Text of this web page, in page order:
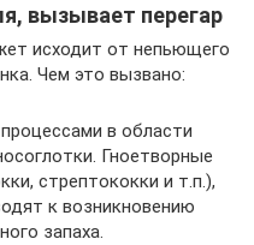
вызывает перегар
исходит от непьющего
Чем это вызвано:
в области
Гноетворные
стрептококки и т.п.),
к возникновению
запаха.